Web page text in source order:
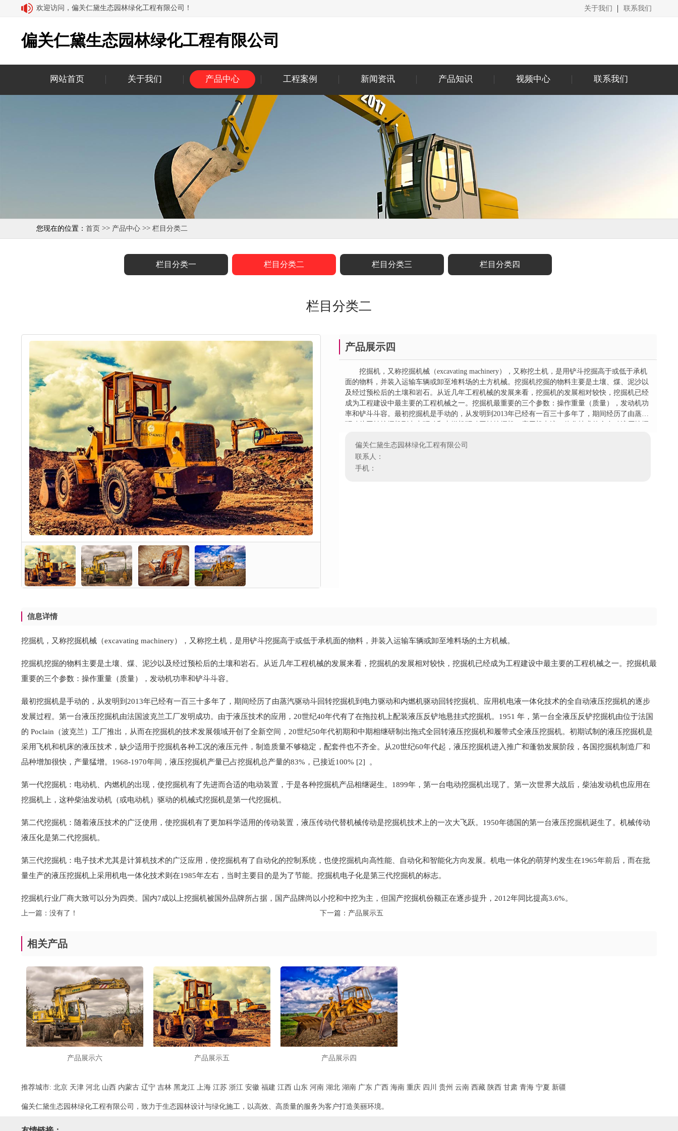
欢迎访问，偏关仁黛生态园林绿化工程有限公司！ 关于我们 联系我们
偏关仁黛生态园林绿化工程有限公司
网站首页 关于我们 产品中心 工程案例 新闻资讯 产品知识 视频中心 联系我们
您现在的位置： 首页 >> 产品中心 >> 栏目分类二
栏目分类一 栏目分类二 栏目分类三 栏目分类四
栏目分类二
产品展示四
挖掘机，又称挖掘机械（excavating machinery），又称挖土机，是用铲斗挖掘高于或低于承机
面的物料，并装入运输车辆或卸至堆料场的土方机械。挖掘机挖掘的物料主要是土壤、煤、泥沙以
及经过预松后的土壤和岩石。从近几年工程机械的发展来看，挖掘机的发展相对较快，挖掘机已经
成为工程建设中最主要的工程机械之一。挖掘机最重要的三个参数：操作重量（质量），发动机功
率和铲斗斗容。最初挖掘机是手动的，从发明到2013年已经有一百三十多年了，期间经历了由蒸汽
偏关仁黛生态园林绿化工程有限公司
联系人：
手机：
信息详情
挖掘机，又称挖掘机械（excavating machinery），又称挖土机，是用铲斗挖掘高于或低于承机面的物料，并装入运输车辆或卸至堆料场的土方机械。
挖掘机挖掘的物料主要是土壤、煤、泥沙以及经过预松后的土壤和岩石。从近几年工程机械的发展来看，挖掘机的发展相对较快，挖掘机已经成为工程建设中最主要的工程机械之一。挖掘机最
重要的三个参数：操作重量（质量），发动机功率和铲斗斗容。
最初挖掘机是手动的，从发明到2013年已经有一百三十多年了，期间经历了由蒸汽驱动斗回转挖掘机到电力驱动和内燃机驱动回转挖掘机、应用机电液一体化技术的全自动液压挖掘机的逐步
发展过程。第一台液压挖掘机由法国波克兰工厂发明成功。由于液压技术的应用，20世纪40年代有了在拖拉机上配装液压反铲地悬挂式挖掘机。1951 年，第一台全液压反铲挖掘机由位于法国
的 Poclain（波克兰）工厂推出，从而在挖掘机的技术发展领域开创了全新空间，20世纪50年代初期和中期相继研制出拖式全回转液压挖掘机和履带式全液压挖掘机。初期试制的液压挖掘机是
采用飞机和机床的液压技术，缺少适用于挖掘机各种工况的液压元件，制造质量不够稳定，配套件也不齐全。从20世纪60年代起，液压挖掘机进入推广和蓬勃发展阶段，各国挖掘机制造厂和
品种增加很快，产量猛增。1968-1970年间，液压挖掘机产量已占挖掘机总产量的83%，已接近100% [2] 。
第一代挖掘机：电动机、内燃机的出现，使挖掘机有了先进而合适的电动装置，于是各种挖掘机产品相继诞生。1899年，第一台电动挖掘机出现了。第一次世界大战后，柴油发动机也应用在
挖掘机上，这种柴油发动机（或电动机）驱动的机械式挖掘机是第一代挖掘机。
第二代挖掘机：随着液压技术的广泛使用，使挖掘机有了更加科学适用的传动装置，液压传动代替机械传动是挖掘机技术上的一次大飞跃。1950年德国的第一台液压挖掘机诞生了。机械传动
液压化是第二代挖掘机。
第三代挖掘机：电子技术尤其是计算机技术的广泛应用，使挖掘机有了自动化的控制系统，也使挖掘机向高性能、自动化和智能化方向发展。机电一体化的萌芽约发生在1965年前后，而在批
量生产的液压挖掘机上采用机电一体化技术则在1985年左右，当时主要目的是为了节能。挖掘机电子化是第三代挖掘机的标志。
挖掘机行业厂商大致可以分为四类。国内7成以上挖掘机被国外品牌所占据，国产品牌尚以小挖和中挖为主，但国产挖掘机份额正在逐步提升，2012年同比提高3.6%。
上一篇：没有了！ 下一篇： 产品展示五
相关产品
产品展示六 产品展示五 产品展示四
推荐城市: 北京 天津 河北 山西 内蒙古 辽宁 吉林 黑龙江 上海 江苏 浙江 安徽 福建 江西 山东 河南 湖北 湖南 广东 广西 海南 重庆 四川 贵州 云南 西藏 陕西 甘肃 青海 宁夏 新疆
偏关仁黛生态园林绿化工程有限公司，致力于生态园林设计与绿化施工，以高效、高质量的服务为客户打造美丽环境。